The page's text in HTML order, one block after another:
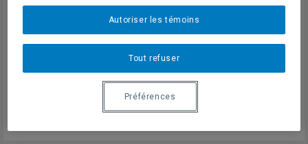
20 février 2022
Tout refuser
Autoriser les témoins
Préférences